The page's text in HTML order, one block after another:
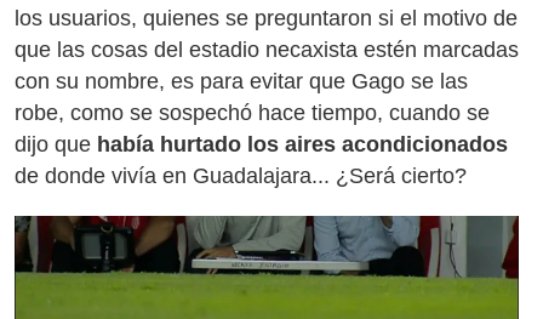
los usuarios, quienes se preguntaron si el motivo de
que las cosas del estadio necaxista estén marcadas
con su nombre, es para evitar que Gago se las
robe, como se sospechó hace tiempo, cuando se
dijo que había hurtado los aires acondicionados
de donde vivía en Guadalajara... ¿Será cierto?